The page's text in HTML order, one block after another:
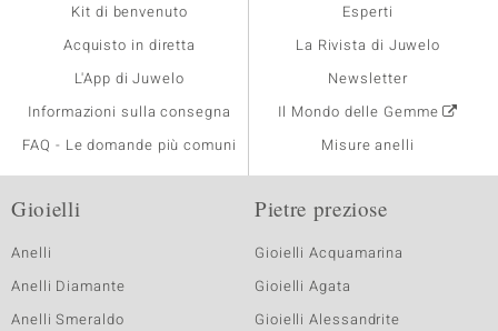
Kit di benvenuto
Acquisto in diretta
L'App di Juwelo
Informazioni sulla consegna
FAQ - Le domande più comuni
Esperti
La Rivista di Juwelo
Newsletter
Il Mondo delle Gemme
Misure anelli
Gioielli
Anelli
Anelli Diamante
Anelli Smeraldo
Pietre preziose
Gioielli Acquamarina
Gioielli Agata
Gioielli Alessandrite